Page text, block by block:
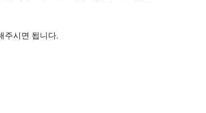
주시면 됩니다.